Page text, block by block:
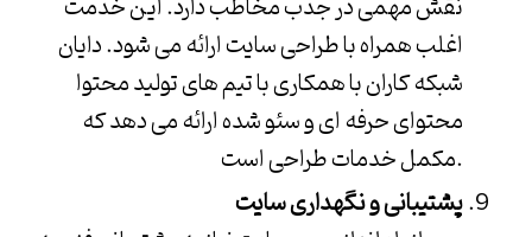
اغلب همراه با طراحی سایت ارائه می شود.دایان
شبکه کارانبا همکاری با تیم های تولید محتوا
محتوای حرفه ای و سئو شده ارائه می دهد که
مکمل خدمات طراحی است.
پشتیبانی و نگهداری سایت